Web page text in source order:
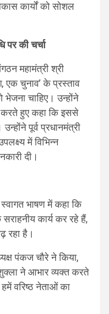
कार्यों को सोशल
पर की चर्चा
महामंत्री श्री
एक चुनाव’ के प्रस्ताव
भेजना चाहिए। उन्होंने
करते हुए कहा कि इससे
पूर्व प्रधानमंत्री
में विभिन्न
दी।
भाषण में कहा कि
कार्य कर रहे हैं,
रहा है।
पंकज चौरे ने किया,
शुक्ला ने आभार व्यक्त करते
हमें वरिष्ठ नेताओं का